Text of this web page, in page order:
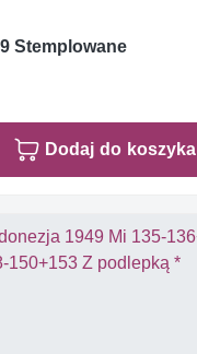
Stemplowane
Dodaj do koszyka